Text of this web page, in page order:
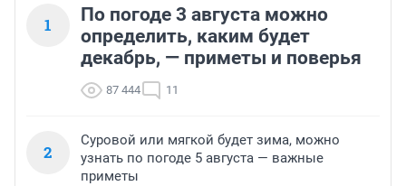
1
По погоде 3 августа можно
определить, каким будет
декабрь, — приметы и поверья
87 444 11
2
Суровой или мягкой будет зима, можно
узнать по погоде 5 августа — важные
приметы